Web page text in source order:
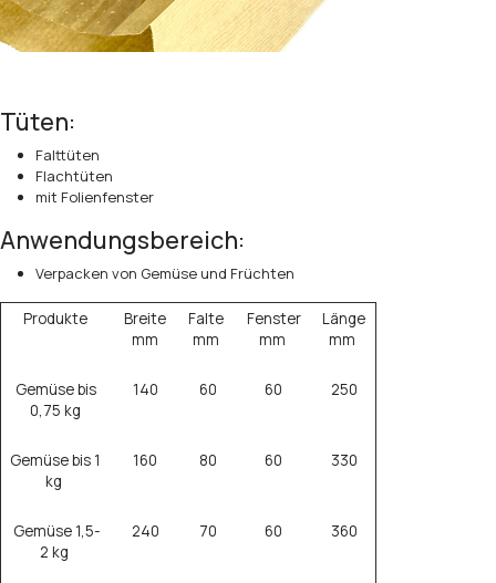
Tüten:
Falttüten
Flachtüten
mit Folienfenster
Anwendungsbereich:
Verpacken von Gemüse und Früchten
Produkte
Breite
mm
Falte
mm
Fenster
mm
Länge
mm
Gemüse bis
0,75 kg
140 60 60 250
Gemüse bis 1
kg
160 80 60 330
Gemüse 1,5-
2 kg
240 70 60 360